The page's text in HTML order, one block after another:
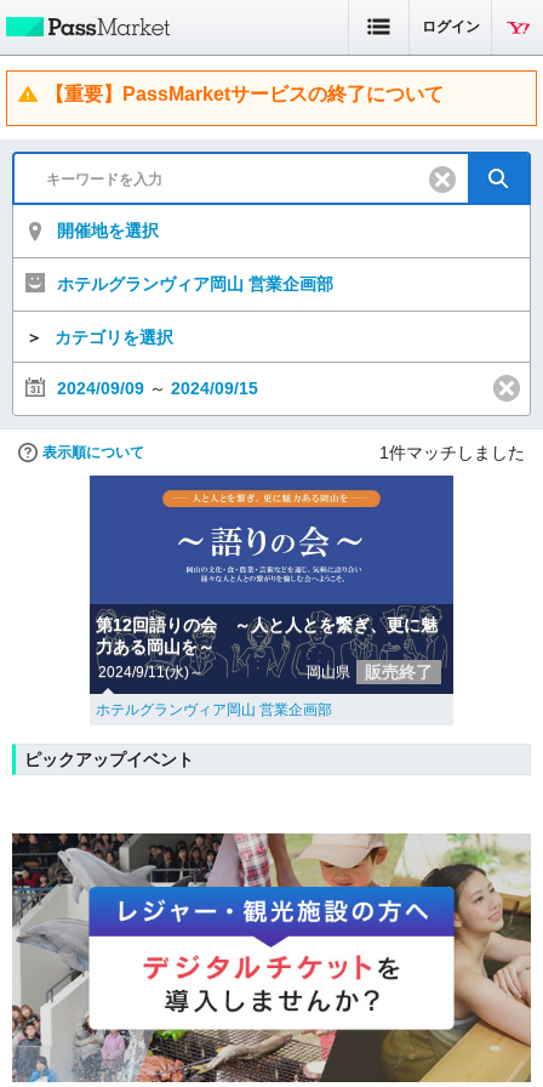
ログイン
【重要】PassMarketサービスの終了について
開催地を選択
ホテルグランヴィア岡山 営業企画部
＞ カテゴリを選択
2024/09/09 ～ 2024/09/15
表示順について 1件マッチしました
第12回語りの会 ～人と人とを繋ぎ、更に魅
力ある岡山を～
2024/9/11(水)～ 岡山県 販売終了
ホテルグランヴィア岡山 営業企画部
ピックアップイベント